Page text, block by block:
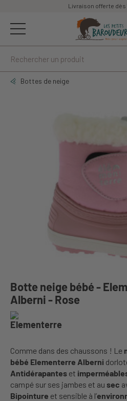
Livraison offerte dès
Bottes de neige
Botte neige bébé -
Alberni - Rose
Comme dans des chaussons ! Le
bébé Elementerre Alberni
Antidérapantes et
campé sur ses jambes et au sec
Bipointure et sensible à l’